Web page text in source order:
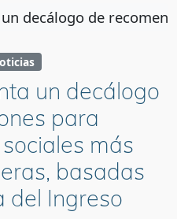
decálogo de
un decálogo
para
más
basadas
del Ingreso